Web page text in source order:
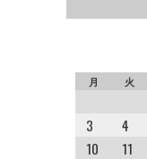
月 火
3
4
10
11